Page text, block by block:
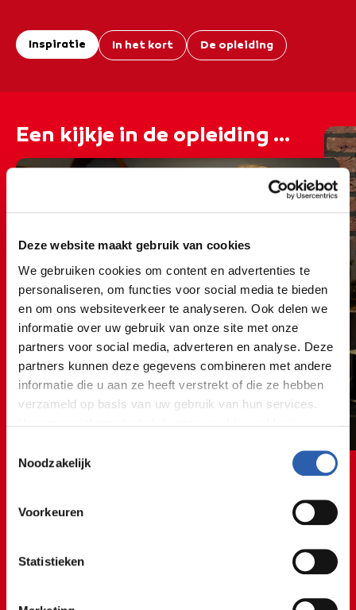
Deze website maakt gebruik van cookies
We gebruiken cookies om content en advertenties te
personaliseren, om functies voor social media te bieden
en om ons websiteverkeer te analyseren. Ook delen we
informatie over uw gebruik van onze site met onze
partners voor social media, adverteren en analyse. Deze
partners kunnen deze gegevens combineren met andere
informatie die u aan ze heeft verstrekt of die ze hebben
verzameld op basis van uw gebruik van hun services.
We werken samen met
die uw gegevens
Noodzakelijk
Voorkeuren
Statistieken
Inspiratie In het kort De opleiding
Een kijkje in de opleiding ...
Ik vind het geweldig om een